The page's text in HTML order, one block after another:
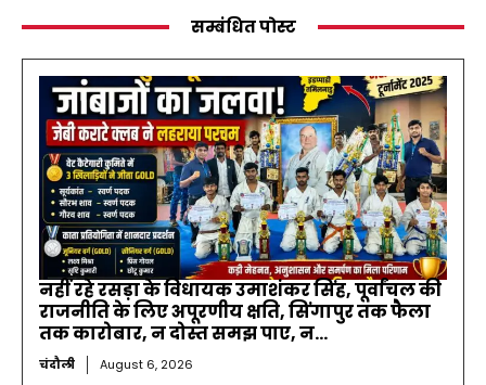
सम्बंधित पोस्ट
नहीं रहे रसड़ा के विधायक उमाशंकर सिंह, पूर्वांचल की
राजनीति के लिए अपूरणीय क्षति, सिंगापुर तक फैला
तक कारोबार, न दोस्त समझ पाए, न...
चंदौली August 6, 2026